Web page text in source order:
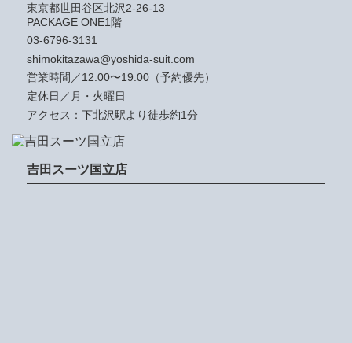
東京都世田谷区北沢2-26-13
PACKAGE ONE1階
03-6796-3131
shimokitazawa@yoshida-suit.com
営業時間／12:00〜19:00（予約優先）
定休日／月・火曜日
アクセス：下北沢駅より徒歩約1分
吉田スーツ国立店